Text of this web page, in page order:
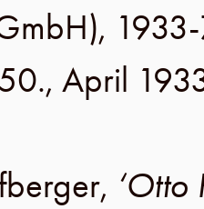
),
April
,